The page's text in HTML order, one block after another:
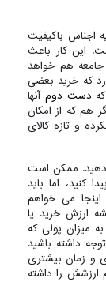
اجناس باکیفیت
این کار باعث
جامعه هم خواهد
که خرید بعضی
دست دوم آنها
هم که از امکان
و تازه کالای
دهید. ممکن است
کنید، اما باید
می خواهم
ارزش خرید یا
میزان پولی که
داشته باشید
و زمان بیشتری
ارزشش را داشته